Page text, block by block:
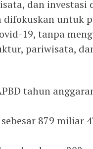
dan investasi
difokuskan untuk
19, tanpa
pariwisata,
tahun
879 miliar